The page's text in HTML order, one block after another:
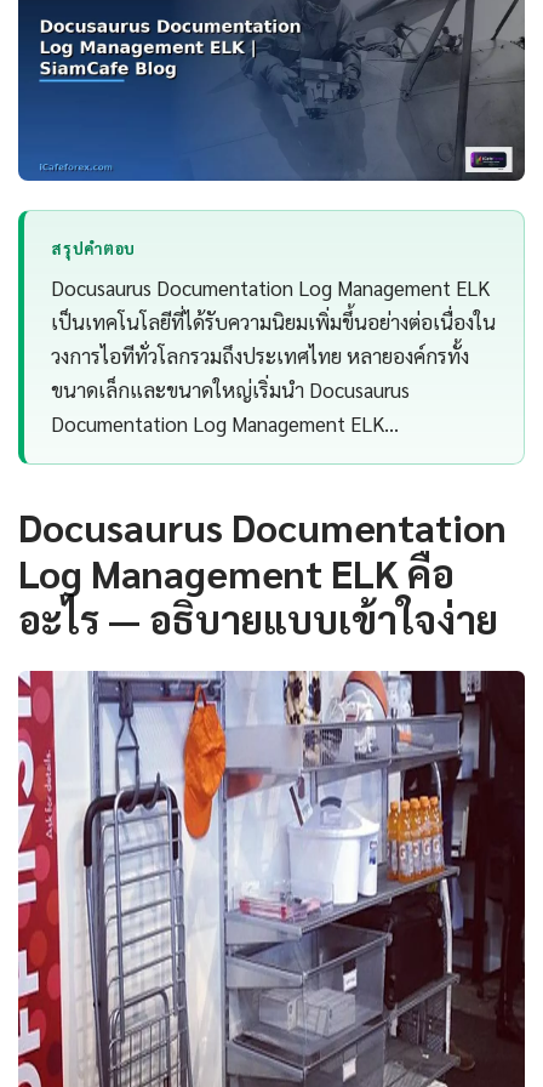
สรุปคำตอบ
Docusaurus Documentation Log Management ELK
เป็นเทคโนโลยีที่ได้รับความนิยมเพิ่มขึ้นอย่างต่อเนื่องใน
วงการไอทีทั่วโลกรวมถึงประเทศไทย หลายองค์กรทั้ง
ขนาดเล็กและขนาดใหญ่เริ่มนำ Docusaurus
Documentation Log Management ELK…
Docusaurus Documentation
Log Management ELK คือ
อะไร — อธิบายแบบเข้าใจง่าย